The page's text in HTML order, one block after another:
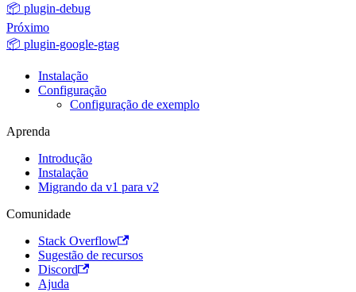
📦 plugin-debug
Próximo
📦 plugin-google-gtag
Instalação
Configuração
Configuração de exemplo
Aprenda
Introdução
Instalação
Migrando da v1 para v2
Comunidade
Stack Overflow
Sugestão de recursos
Discord
Ajuda